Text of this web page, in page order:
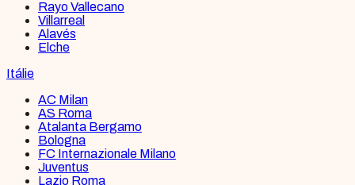
Rayo Vallecano
Villarreal
Alavés
Elche
Itálie
AC Milan
AS Roma
Atalanta Bergamo
Bologna
FC Internazionale Milano
Juventus
Lazio Roma